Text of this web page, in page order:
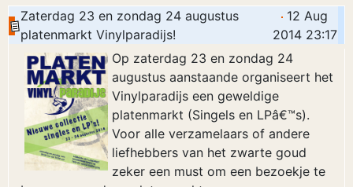
Zaterdag 23 en zondag 24 augustus
platenmarkt Vinylparadijs!
12 Aug
2014 23:17
Op zaterdag 23 en zondag 24
augustus aanstaande organiseert het
Vinylparadijs een geweldige
platenmarkt (Singels en LPâ€™s).
Voor alle verzamelaars of andere
liefhebbers van het zwarte goud
zeker een must om een bezoekje te